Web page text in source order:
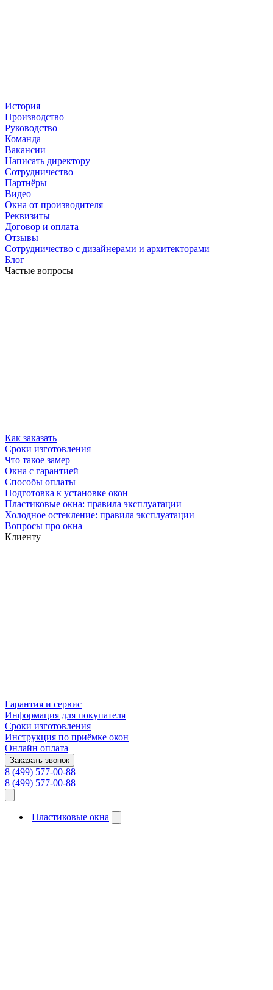
История
Производство
Руководство
Команда
Вакансии
Написать директору
Сотрудничество
Партнёры
Видео
Окна от производителя
Реквизиты
Договор и оплата
Отзывы
Сотрудничество с дизайнерами и архитекторами
Блог
Частые вопросы
Как заказать
Сроки изготовления
Что такое замер
Окна с гарантией
Способы оплаты
Подготовка к установке окон
Пластиковые окна: правила эксплуатации
Холодное остекление: правила эксплуатации
Вопросы про окна
Клиенту
Гарантия и сервис
Информация для покупателя
Сроки изготовления
Инструкция по приёмке окон
Онлайн оплата
Заказать звонок
8 (499) 577-00-88
8 (499) 577-00-88
Пластиковые окна